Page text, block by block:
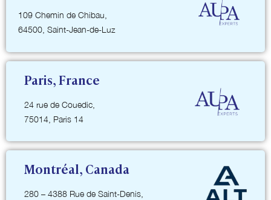
109 Chemin de Chibau,
64500, Saint-Jean-de-Luz
Paris, France
24 rue de Couedic,
75014, Paris 14
Montréal, Canada
280 – 4388 Rue de Saint-Denis,